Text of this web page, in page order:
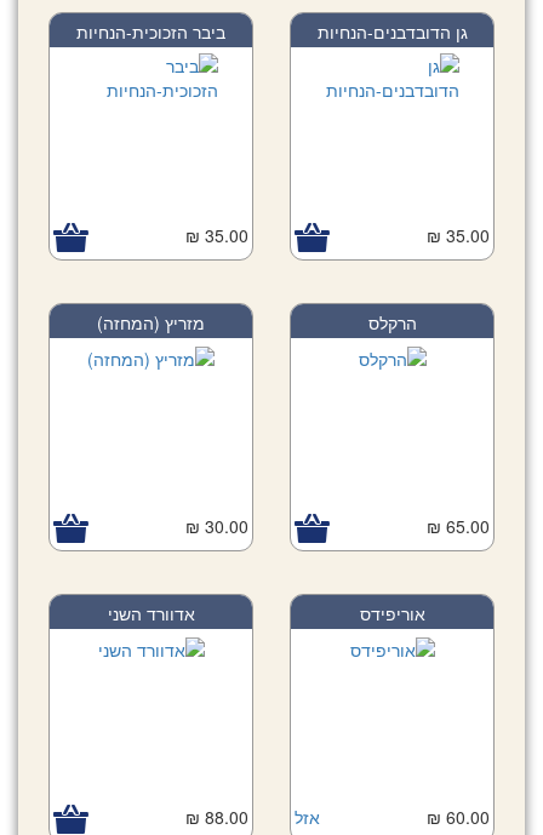
גן הדובדבנים-הנחיות
35.00 ₪
ביבר הזכוכית-הנחיות
35.00 ₪
הרקלס
65.00 ₪
מזריץ (המחזה)
30.00 ₪
אוריפידס
אזל 60.00 ₪
אדוורד השני
88.00 ₪